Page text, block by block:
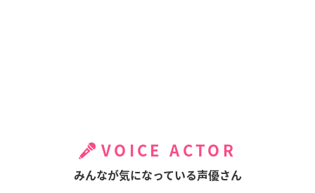
VOICE ACTOR
みんなが気になっている声優さん